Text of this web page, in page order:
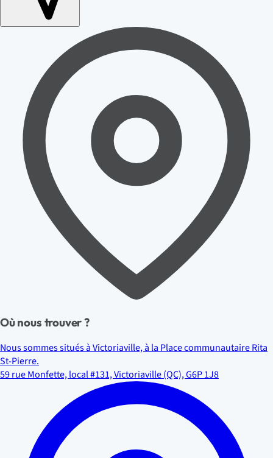
Où nous trouver ?
Nous sommes situés à Victoriaville, à la Place communautaire Rita
St-Pierre.
59 rue Monfette, local #131, Victoriaville (QC), G6P 1J8